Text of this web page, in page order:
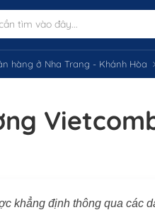
hàng ở Nha Trang - Khánh Hòa
khẳng định thông qua các